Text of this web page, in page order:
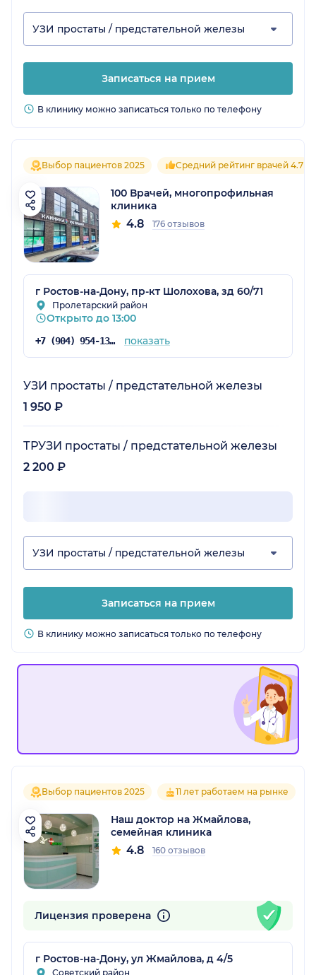
УЗИ простаты / предстательной железы
Записаться на прием
В клинику можно записаться только по телефону
Выбор пациентов 2025 Средний рейтинг врачей 4.7
100 Врачей, многопрофильная
клиника
4.8 176 отзывов
г Ростов-на-Дону, пр-кт Шолохова, зд 60/71
Пролетарский район
Открыто до 13:00
+7 (904) 954-13-96 показать
УЗИ простаты / предстательной железы
1 950 ₽
ТРУЗИ простаты / предстательной железы
2 200 ₽
УЗИ простаты / предстательной железы
Записаться на прием
В клинику можно записаться только по телефону
Выбор пациентов 2025 11 лет работаем на рынке
Наш доктор на Жмайлова,
семейная клиника
4.8 160 отзывов
Лицензия проверена
г Ростов-на-Дону, ул Жмайлова, д 4/5
Советский район